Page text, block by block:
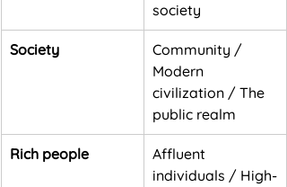
society
Society
Community /
Modern
civilization / The
public realm
Rich people
Affluent
individuals / High-